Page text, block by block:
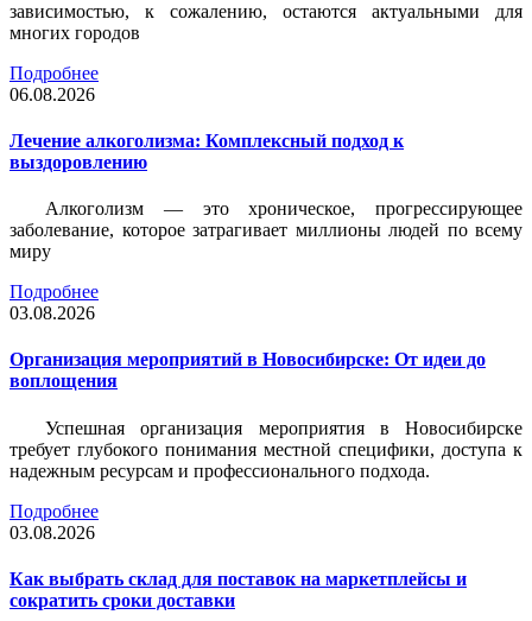
зависимостью, к сожалению, остаются актуальными для
многих городов
Подробнее
06.08.2026
Лечение алкоголизма: Комплексный подход к
выздоровлению
Алкоголизм — это хроническое, прогрессирующее
заболевание, которое затрагивает миллионы людей по всему
миру
Подробнее
03.08.2026
Организация мероприятий в Новосибирске: От идеи до
воплощения
Успешная организация мероприятия в Новосибирске
требует глубокого понимания местной специфики, доступа к
надежным ресурсам и профессионального подхода.
Подробнее
03.08.2026
Как выбрать склад для поставок на маркетплейсы и
сократить сроки доставки